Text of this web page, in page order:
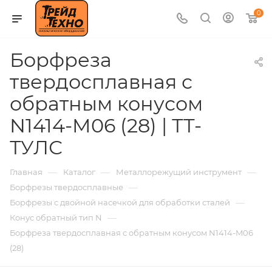
0
Борфреза
твердосплавная с
обратным конусом
N1414-M06 (28) | ТТ-
ТУЛС
Главная — Каталог — Металлорежущий инструмент —
Борфрезы твердосплавные —
Борфрезы с двойной насечкой для обработки сталей —
Конус обратный тип N —
Борфреза твердосплавная с обратным конусом N1414-M06
(28)